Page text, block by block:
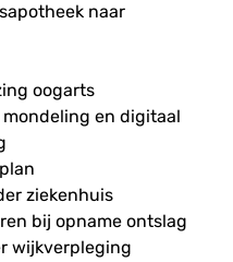
naar
oogarts
en digitaal
ziekenhuis
bij opname ontslag
wijkverpleging